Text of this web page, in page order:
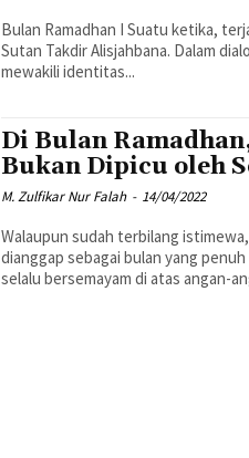
Bulan Ramadhan I Suatu ketika,
Sutan Takdir Alisjahbana. Dalam
mewakili identitas...
Di Bulan
Bukan Dipicu oleh
M. Zulfikar Nur Falah - 14/04/2022
Walaupun sudah terbilang
dianggap sebagai bulan yang
selalu bersemayam di atas angan-